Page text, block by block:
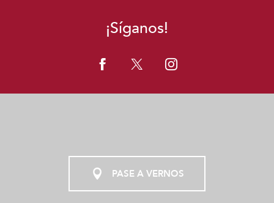
¡Síganos!
PASE A VERNOS